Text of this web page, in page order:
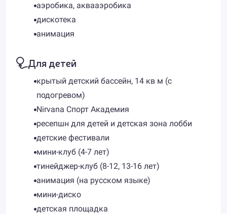
аэробика, аквааэробика
дискотека
анимация
Для детей
крытый детский бассейн, 14 кв м (с
подогревом)
Nirvana Спорт Академия
ресепшн для детей и детская зона лобби
детские фестивали
мини-клуб (4-7 лет)
тинейджер-клуб (8-12, 13-16 лет)
анимация (на русском языке)
мини-диско
детская площадка